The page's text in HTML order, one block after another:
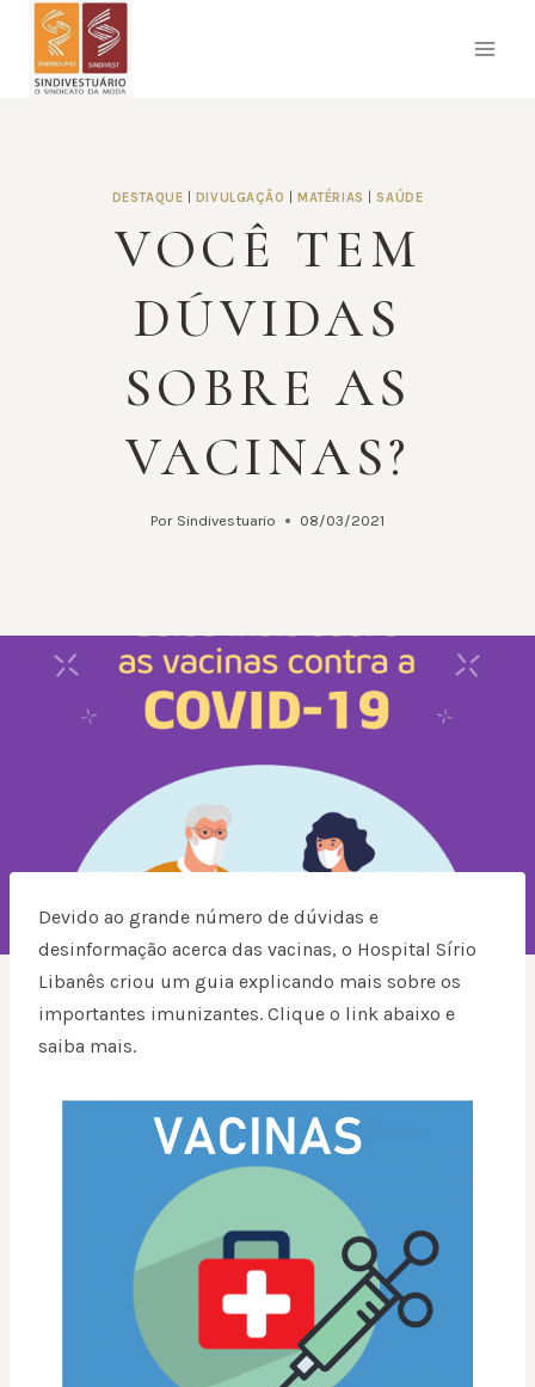
Pular
DESTAQUE DIVULGAÇÃO |MATÉRIAS |SAÚDE
VOCÊ TEM
DÚVIDAS
SOBRE AS
VACINAS?
Por Sindivestuario 08/03/2021
Devido ao grande número de dúvidas e
desinformação acerca das vacinas, o Hospital Sírio
Libanês criou um guia explicando mais sobre os
importantes imunizantes. Clique o link abaixo e
saiba mais.